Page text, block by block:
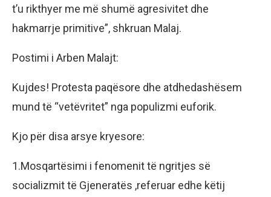
t’u rikthyer me më shumë agresivitet dhe
hakmarrje primitive”, shkruan Malaj.
Postimi i Arben Malajt:
Kujdes! Protesta paqësore dhe atdhedashësem
mund të “vetëvritet” nga populizmi euforik.
Kjo për disa arsye kryesore:
1.Mosqartësimi i fenomenit të ngritjes së
socializmit të Gjeneratës ,referuar edhe këtij